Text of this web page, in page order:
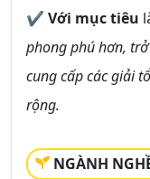
✔ Với mục tiêu
phong phú hơn,
cung cấp các giải
rộng.
NGÀNH